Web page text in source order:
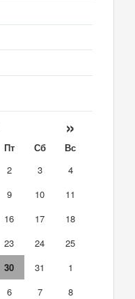
»
Пт Сб
Вс
2 3
4
9 10
11
16 17
18
23 24
25
30 31
1
6 7 8